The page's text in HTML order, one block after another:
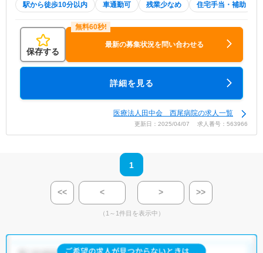
駅から徒歩10分以内 車通勤可 残業少なめ 住宅手当・補助
保存する
最新の募集状況を問い合わせる
詳細を見る
医療法人田中会 西尾病院の求人一覧
更新日：2025/04/07 求人番号：563966
1
<< < > >>
（1～1件目を表示中）